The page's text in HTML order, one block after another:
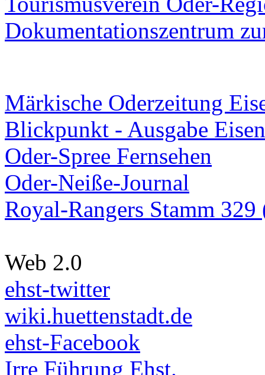
Dokumentationszentrum
Märkische Oderzeitung
Blickpunkt - Ausgabe
Oder-Spree Fernsehen
Oder-Neiße-Journal
Royal-Rangers Stamm
Web 2.0
ehst-twitter
wiki.huettenstadt.de
ehst-Facebook
Irre Führung Ehst.